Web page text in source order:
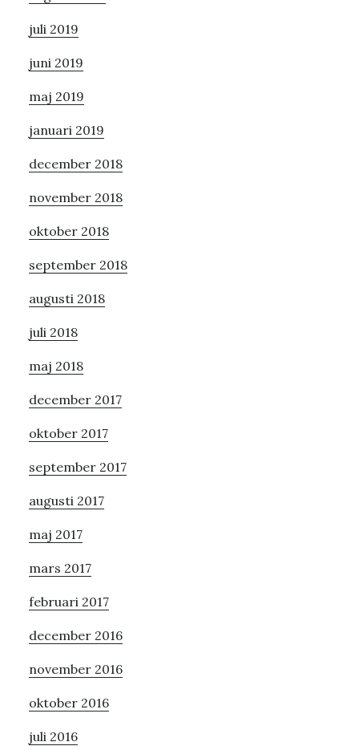
juli 2019
juni 2019
maj 2019
januari 2019
december 2018
november 2018
oktober 2018
september 2018
augusti 2018
juli 2018
maj 2018
december 2017
oktober 2017
september 2017
augusti 2017
maj 2017
mars 2017
februari 2017
december 2016
november 2016
oktober 2016
juli 2016